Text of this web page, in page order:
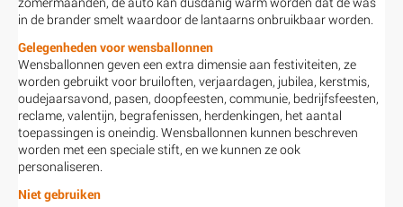
in de brander smelt waardoor de lantaarns onbruikbaar worden.
Gelegenheden voor wensballonnen
Wensballonnen geven een extra dimensie aan festiviteiten, ze
worden gebruikt voor bruiloften, verjaardagen, jubilea, kerstmis,
oudejaarsavond, pasen, doopfeesten, communie, bedrijfsfeesten,
reclame, valentijn, begrafenissen, herdenkingen, het aantal
toepassingen is oneindig. Wensballonnen kunnen beschreven
worden met een speciale stift, en we kunnen ze ook
personaliseren.
Niet gebruiken